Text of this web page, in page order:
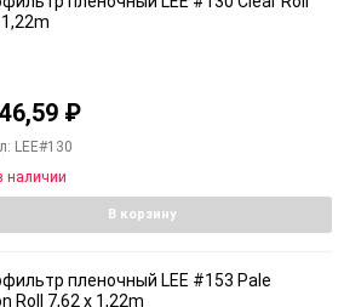
₽
LEE#130
наличии
В корзину
пленочный LEE #153 Pale
Roll 7,62 x 1,22m